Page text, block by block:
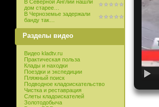
В Северной Англии нашли
дом старее…
В Черноземье задержали
банду так…
Разделы видео
Видео kladtv.ru
Практическая польза
Клады и находки
Поездки и экспедиции
Пляжный поиск
Подводное кладоискательство
Чистка и реставрация
Слеты кладоискателей
Золотодобыча